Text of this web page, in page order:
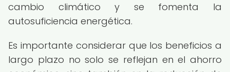
cambio climático y se fomenta la
autosuficiencia energética.
Es importante considerar que los beneficios a
largo plazo no solo se reflejan en el ahorro